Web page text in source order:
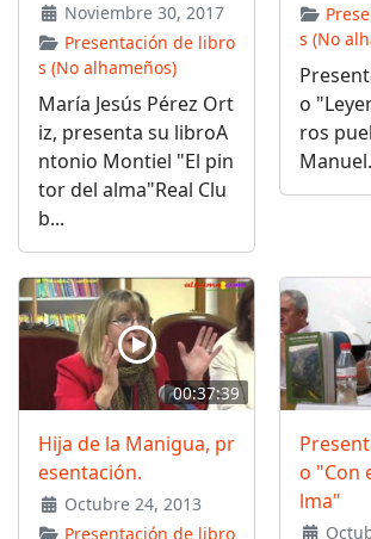
Noviembre 30, 2017
Presentación de libro
s (No alhameños)
María Jesús Pérez Ort
iz, presenta su libroA
ntonio Montiel "El pin
tor del alma"Real Clu
b...
s (No
o
ros
00:37:39
Hija de la Manigua, pr
esentación.
Octubre 24, 2013
Presentación de libro
o "Con
lma"